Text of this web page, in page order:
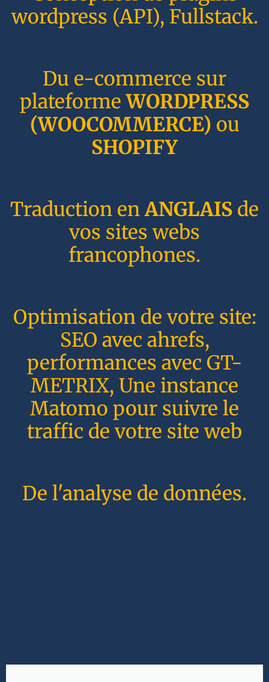
wordpress (API), Fullstack.
Du e-commerce sur
plateformeWORDPRESS
(WOOCOMMERCE) ou
SHOPIFY
Traduction enANGLAIS de
vos sites webs
francophones.
Optimisation de votre site:
SEO avec ahrefs,
performances avec GT-
METRIX, Une instance
Matomo pour suivre le
traffic de votre site web
De l'analyse de données.